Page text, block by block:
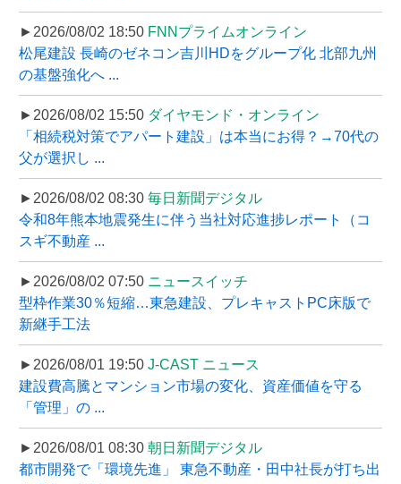
►2026/08/02 18:50 FNNプライムオンライン
松尾建設 長崎のゼネコン吉川HDをグループ化 北部九州
の基盤強化へ ...
►2026/08/02 15:50 ダイヤモンド・オンライン
「相続税対策でアパート建設」は本当にお得？→70代の
父が選択し ...
►2026/08/02 08:30 毎日新聞デジタル
令和8年熊本地震発生に伴う当社対応進捗レポート（コ
スギ不動産 ...
►2026/08/02 07:50 ニュースイッチ
型枠作業30％短縮…東急建設、プレキャストPC床版で
新継手工法
►2026/08/01 19:50 J-CAST ニュース
建設費高騰とマンション市場の変化、資産価値を守る
「管理」の ...
►2026/08/01 08:30 朝日新聞デジタル
都市開発で「環境先進」 東急不動産・田中社長が打ち出